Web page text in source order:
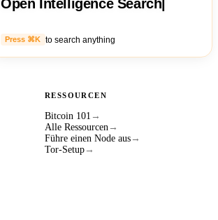
Open Intelligence Search
Press ⌘K to search anything
RESSOURCEN
Bitcoin 101 →
Alle Ressourcen →
Führe einen Node aus →
Tor-Setup →